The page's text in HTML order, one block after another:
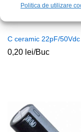
Politica de utilizare
C ceramic 22pF/50Vdc
0,20 lei/Buc